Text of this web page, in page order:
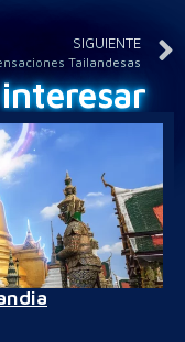
SIGUIENTE
Tailandesas